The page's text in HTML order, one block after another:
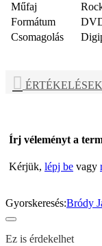
Műfaj
Formátum
Csomagolás
ÉRTÉKELÉSEK
Írj véleményt a
Kérjük, lépj be vagy
Gyorskeresés:Bródy
Ez is érdekelhet